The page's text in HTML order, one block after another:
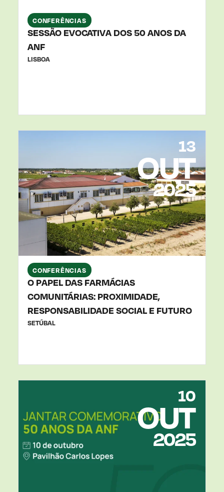
CONFERÊNCIAS
SESSÃO EVOCATIVA DOS 50 ANOS DA
ANF
LISBOA
13
OUT
2025
CONFERÊNCIAS
O PAPEL DAS FARMÁCIAS
COMUNITÁRIAS: PROXIMIDADE,
RESPONSABILIDADE SOCIAL E FUTURO
SETÚBAL
10
OUT
2025